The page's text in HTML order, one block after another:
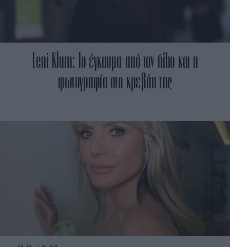
Leni Klum: To έγκαυμα από τον ήλιο και η
φωτογραφία στο κρεβάτι της